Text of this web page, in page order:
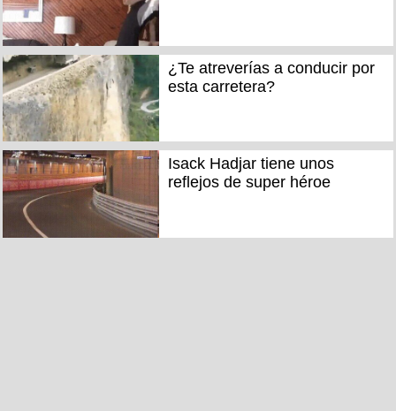
¿Te atreverías a conducir por
esta carretera?
Isack Hadjar tiene unos
reflejos de super héroe